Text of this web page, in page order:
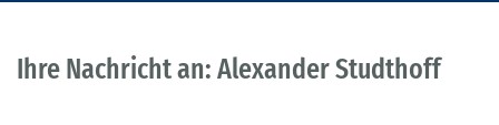
Ihre Nachricht an: Alexander Studthoff